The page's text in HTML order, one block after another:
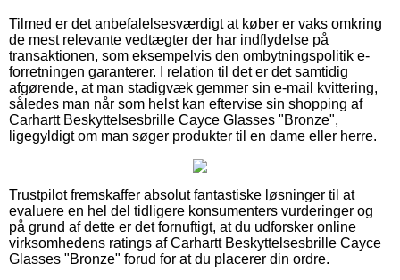
Tilmed er det anbefalelsesværdigt at køber er vaks omkring
de mest relevante vedtægter der har indflydelse på
transaktionen, som eksempelvis den ombytningspolitik e-
forretningen garanterer. I relation til det er det samtidig
afgørende, at man stadigvæk gemmer sin e-mail kvittering,
således man når som helst kan eftervise sin shopping af
Carhartt Beskyttelsesbrille Cayce Glasses "Bronze",
ligegyldigt om man søger produkter til en dame eller herre.
Trustpilot fremskaffer absolut fantastiske løsninger til at
evaluere en hel del tidligere konsumenters vurderinger og
på grund af dette er det fornuftigt, at du udforsker online
virksomhedens ratings af Carhartt Beskyttelsesbrille Cayce
Glasses "Bronze" forud for at du placerer din ordre.